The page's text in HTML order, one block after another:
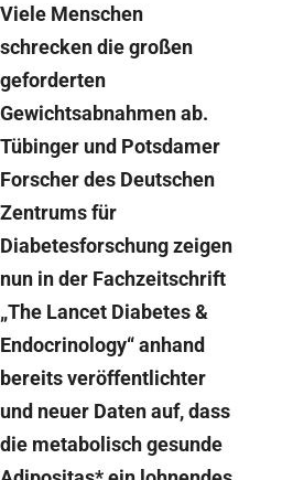
Viele Menschen
schrecken die großen
geforderten
Gewichtsabnahmen ab.
Tübinger und Potsdamer
Forscher des Deutschen
Zentrums für
Diabetesforschung zeigen
nun in der Fachzeitschrift
„The Lancet Diabetes &
Endocrinology“ anhand
bereits veröffentlichter
und neuer Daten auf, dass
die metabolisch gesunde